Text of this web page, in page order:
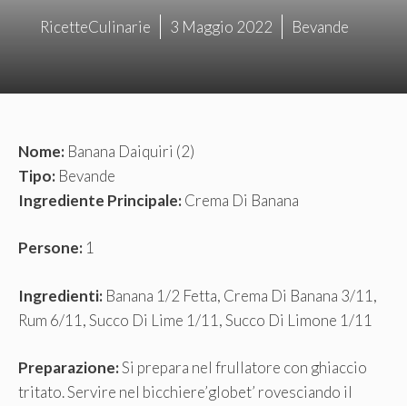
RicetteCulinarie 3 Maggio 2022 Bevande
Nome: Banana Daiquiri (2)
Tipo: Bevande
Ingrediente Principale:Crema Di Banana
Persone: 1
Ingredienti: Banana 1/2 Fetta, Crema Di Banana 3/11,
Rum 6/11, Succo Di Lime 1/11, Succo Di Limone 1/11
Preparazione:Si prepara nel frullatore con ghiaccio
tritato. Servire nel bicchiere’globet’ rovesciando il